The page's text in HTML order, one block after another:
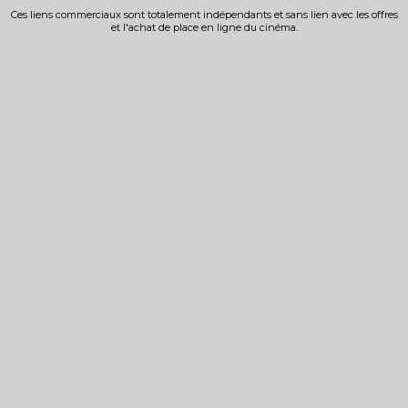
Ces liens commerciaux sont totalement indépendants et sans lien avec les offres
et l'achat de place en ligne du cinéma.